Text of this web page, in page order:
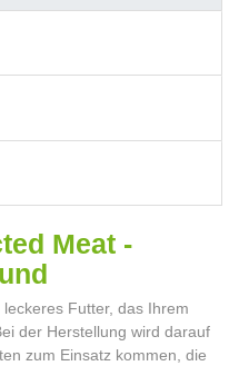
Meat -
Futter, das Ihrem
der Herstellung wird darauf
zum Einsatz kommen, die